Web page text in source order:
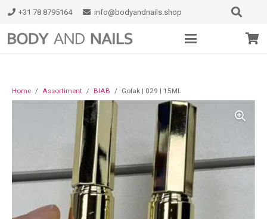
+31 78 8795164 info@bodyandnails.shop
Home / Assortiment / BIAB / Golak | 029 | 15ML